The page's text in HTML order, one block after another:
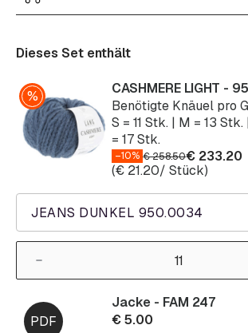
Dieses Set enthält
JEANS DUNKEL 950.0034
CASHMERE LIGHT -
Benötigte Knäuel pro
S = 11 Stk. | M = 13
= 17 Stk.
–10% €258.50€ 233.20
(€ 21.20/ Stück)
Jacke - FAM 247
€5.00